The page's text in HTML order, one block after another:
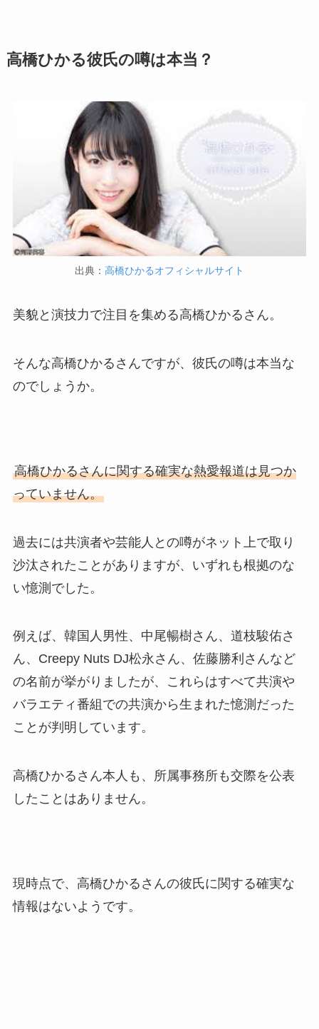
高橋ひかる彼氏の噂は本当？
出典： 高橋ひかるオフィシャルサイト
美貌と演技力で注目を集める高橋ひかるさん。
そんな高橋ひかるさんですが、彼氏の噂は本当な
のでしょうか。
高橋ひかるさんに関する確実な熱愛報道は見つか
っていません。
過去には共演者や芸能人との噂がネット上で取り
沙汰されたことがありますが、いずれも根拠のな
い憶測でした。
例えば、韓国人男性、中尾暢樹さん、道枝駿佑さ
ん、Creepy Nuts DJ松永さん、佐藤勝利さんなど
の名前が挙がりましたが、これらはすべて共演や
バラエティ番組での共演から生まれた憶測だった
ことが判明しています。
高橋ひかるさん本人も、所属事務所も交際を公表
したことはありません。
現時点で、高橋ひかるさんの彼氏に関する確実な
情報はないようです。